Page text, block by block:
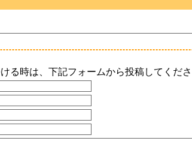
る時は、下記フォームから投稿してくだ